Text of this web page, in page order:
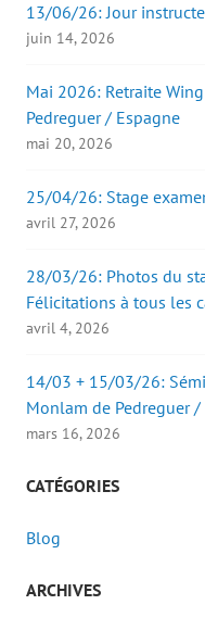
13/06/26: Jour
juin 14, 2026
Mai 2026: Retraite
Pedreguer / Espagne
mai 20, 2026
25/04/26: Stage
avril 27, 2026
28/03/26: Photos du
Félicitations à tous les
avril 4, 2026
14/03 + 15/03/26:
Monlam de Pedreguer /
mars 16, 2026
CATÉGORIES
Blog
ARCHIVES